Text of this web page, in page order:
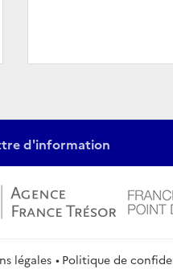
d'information
légales Politique de